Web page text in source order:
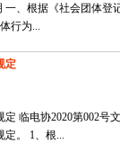
一、根据《社会团体
行为...
定
临电协2020第002
定。 1、根...